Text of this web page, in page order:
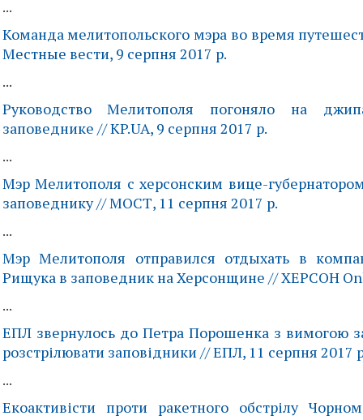
...
Команда мелитопольского мэра во время
Местные вести, 9 серпня 2017 р.
...
Руководство Мелитополя погоняло на
заповеднике // KP.UA, 9 серпня 2017 р.
...
Мэр Мелитополя с херсонским вице-
заповеднику // МОСТ, 11 серпня 2017 р.
...
Мэр Мелитополя отправился отдыхать в
Рищука в заповедник на Херсонщине // ХЕРСОН
...
ЕПЛ звернулось до Петра Порошенка з вимогою
розстрілювати заповідники // ЕПЛ, 11 серпня 2017
...
Екоактивісти проти ракетного обстрілу